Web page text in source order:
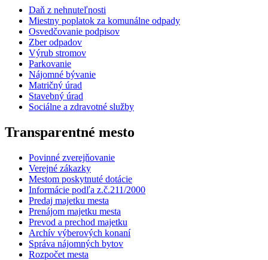
Daň z nehnuteľnosti
Miestny poplatok za komunálne odpady
Osvedčovanie podpisov
Zber odpadov
Výrub stromov
Parkovanie
Nájomné bývanie
Matričný úrad
Stavebný úrad
Sociálne a zdravotné služby
Transparentné mesto
Povinné zverejňovanie
Verejné zákazky
Mestom poskytnuté dotácie
Informácie podľa z.č.211/2000
Predaj majetku mesta
Prenájom majetku mesta
Prevod a prechod majetku
Archív výberových konaní
Správa nájomných bytov
Rozpočet mesta